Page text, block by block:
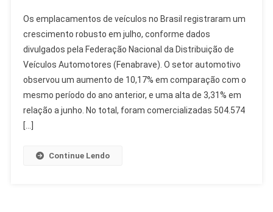
De
Veículos:
Crescimento
De
10%
Em
Julho
Os emplacamentos de veículos no Brasil registraram um
crescimento robusto em julho, conforme dados
divulgados pela Federação Nacional da Distribuição de
Veículos Automotores (Fenabrave). O setor automotivo
observou um aumento de 10,17% em comparação com o
mesmo período do ano anterior, e uma alta de 3,31% em
relação a junho. No total, foram comercializadas 504.574
[…]
Continue Lendo